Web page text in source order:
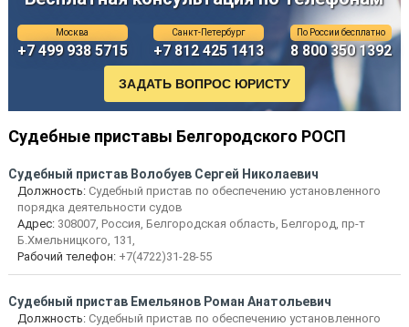
Москва
+7 499 938 5715
Санкт-Петербург
+7 812 425 1413
По России бесплатно
8 800 350 1392
Судебные приставы Белгородского РОСП
Судебный пристав Волобуев Сергей Николаевич
Должность:Судебный пристав по обеспечению установленного
порядка деятельности судов
Адрес:308007, Россия, Белгородская область, Белгород, пр-т
Б.Хмельницкого, 131,
Рабочий телефон:+7(4722)31-28-55
Судебный пристав Емельянов Роман Анатольевич
Должность:Судебный пристав по обеспечению установленного